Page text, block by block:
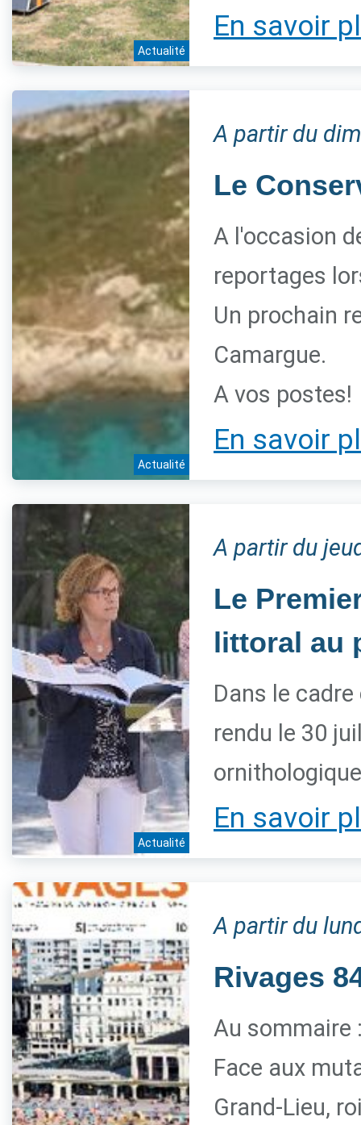
Actualité
En savoir
Actualité
A partir du
Le
A l'occasion
reportages
Un prochain
Camargue.
A vos postes!
En savoir
Actualité
A partir du
Le
littoral au
Dans le
rendu le 30
En savoir
A partir du
Rivages
Au sommaire
Face aux
Grand-Lieu,